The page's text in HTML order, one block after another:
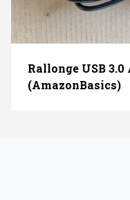
Rallonge USB
(AmazonBasics)